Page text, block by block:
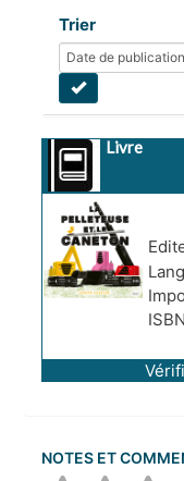
Trier
Livre
NOTES ET